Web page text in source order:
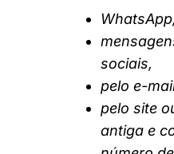
WhatsApp,
sociais,
pelo e-
pelo site
antiga e